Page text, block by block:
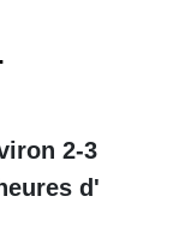
2-3
d'